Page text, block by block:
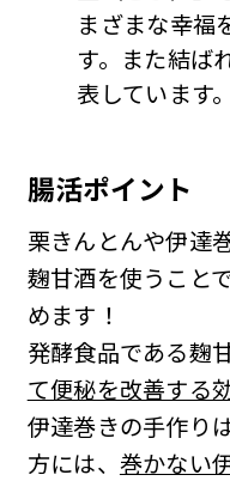
まざまな幸福
す。また結ば
表しています。
腸活ポイント
栗きんとんや伊達
麹甘酒を使うこと
めます！
発酵食品である麹
て便秘を改善する
伊達巻きの手作り
方には、 巻かない